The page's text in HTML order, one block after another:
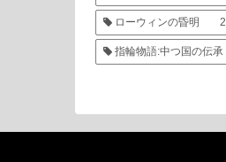
ローウィンの昏明 2
指輪物語:中つ国の伝承